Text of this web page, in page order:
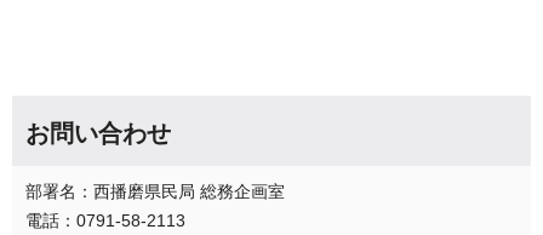
お問い合わせ
部署名：西播磨県民局 総務企画室
電話：0791-58-2113